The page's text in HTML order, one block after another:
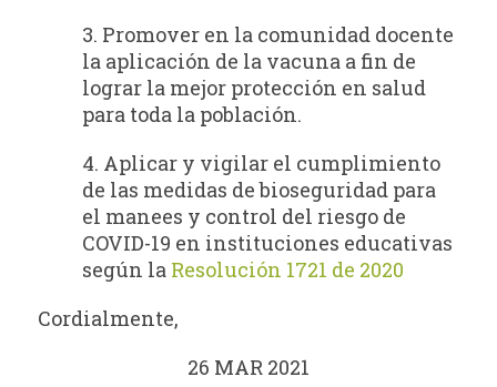
3. Promover en la comunidad docente
la aplicación de la vacuna a fin de
lograr la mejor protección en salud
para toda la población.
4. Aplicar y vigilar el cumplimiento
de las medidas de bioseguridad para
el manees y control del riesgo de
COVID-19 en instituciones educativas
según la Resolución 1721 de 2020
Cordialmente,
26 MAR 2021